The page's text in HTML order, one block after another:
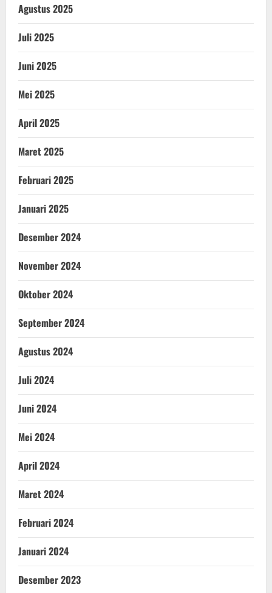
Agustus 2025
Juli 2025
Juni 2025
Mei 2025
April 2025
Maret 2025
Februari 2025
Januari 2025
Desember 2024
November 2024
Oktober 2024
September 2024
Agustus 2024
Juli 2024
Juni 2024
Mei 2024
April 2024
Maret 2024
Februari 2024
Januari 2024
Desember 2023